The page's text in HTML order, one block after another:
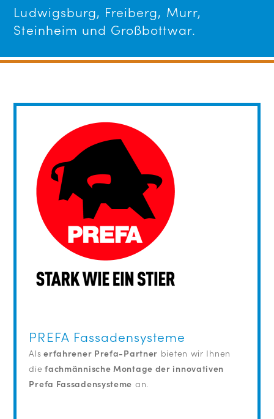
Ludwigsburg, Freiberg, Murr,
Steinheim und Großbottwar.
PREFA Fassadensysteme
Als erfahrener Prefa-Partner bieten wir Ihnen
die fachmännische Montage der innovativen
Prefa Fassadensysteme an.